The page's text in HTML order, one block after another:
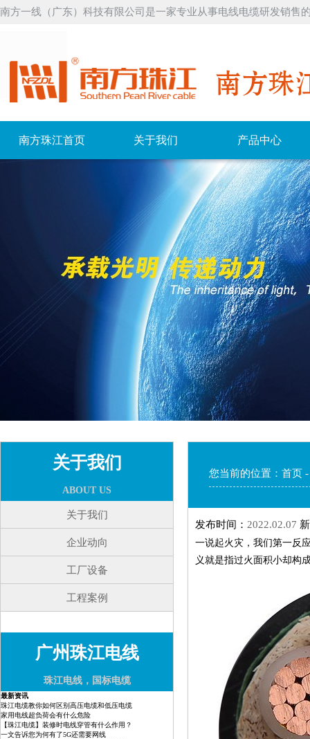
南方一线（广东）科技有限公司是一家专业从事电线电缆研发销售
南方珠江首页 关于我们 产品中心
关于我们
ABOUT US
关于我们
企业动向
工厂设备
工程案例
广州珠江电线
珠江电线，国标电缆
最新资讯
珠江电缆教你如何区别高压电缆和低压电缆
家用电线超负荷会有什么危险
【珠江电缆】装修时电线穿管有什么作用？
一文告诉您为何有了5G还需要网线
您当前的位置： 首页
发布时间： 2022.02.07
一说起火灾，我们第一反
义就是指过火面积小却构